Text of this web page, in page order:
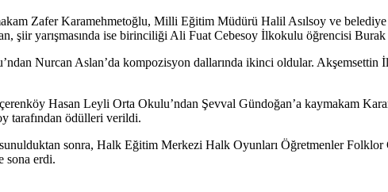
Zafer Karamehmetoğlu, Milli Eğitim Müdürü Halil Asılsoy ve
şiir yarışmasında ise birinciliği Ali Fuat Cebesoy İlkokulu öğrencisi Burak
Nurcan Aslan’da kompozisyon dallarında ikinci oldular. Akşemsettin
Hasan Leyli Orta Okulu’ndan Şevval Gündoğan’a kaymakam
tarafından ödülleri verildi.
sonra, Halk Eğitim Merkezi Halk Oyunları Öğretmenler
sona erdi.